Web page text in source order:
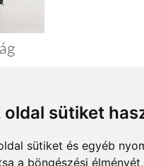
oldal sütiket
sütiket és egyéb
a böngészési